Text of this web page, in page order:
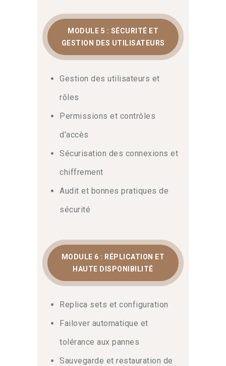
MODULE 5 : SÉCURITÉ ET
GESTION DES UTILISATEURS
Gestion des utilisateurs et
rôles
Permissions et contrôles
d’accès
Sécurisation des connexions et
chiffrement
Audit et bonnes pratiques de
sécurité
MODULE 6 : RÉPLICATION ET
HAUTE DISPONIBILITÉ
Replica sets et configuration
Failover automatique et
tolérance aux pannes
Sauvegarde et restauration de